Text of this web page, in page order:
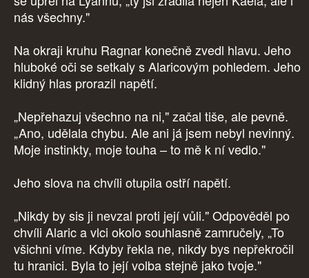
nás všechny."
Na okraji kruhu Ragnar konečně zvedl hlavu. Jeho
hluboké oči se setkaly s Alaricovým pohledem. Jeho
klidný hlas prorazil napětí.
„Nepřehazuj všechno na ni," začal tiše, ale pevně.
„Ano, udělala chybu. Ale ani já jsem nebyl nevinný.
Moje instinkty, moje touha – to mě k ní vedlo."
Jeho slova na chvíli otupila ostří napětí.
„Nikdy by sis ji nevzal proti její vůli." Odpověděl po
chvíli Alaric a vlci okolo souhlasně zamručely, „To
všichni víme. Kdyby řekla ne, nikdy bys nepřekročil
tu hranici. Byla to její volba stejně jako tvoje."